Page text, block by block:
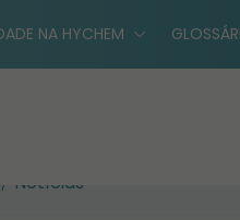
NA HYCHEM
Notícias